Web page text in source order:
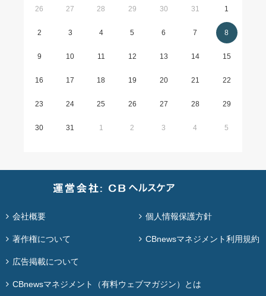
26 27 28 29 30 31 1
2 3 4 5 6 7 8
9 10 11 12 13 14 15
16 17 18 19 20 21 22
23 24 25 26 27 28 29
30 31 1 2 3 4 5
会社概要 個人情報保護方針
著作権について CBnewsマネジメント利用規約
広告掲載について
CBnewsマネジメント（有料ウェブマガジン）とは